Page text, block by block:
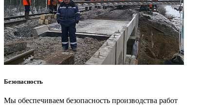
Безопасность
Мы обеспечиваем безопасность производства работ